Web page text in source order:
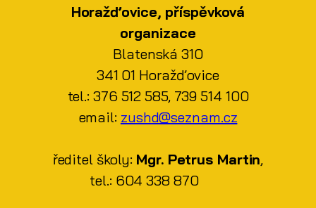
Horažďovice, příspěvková
organizace
Blatenská 310
341 01 Horažďovice
tel.: 376 512 585, 739 514 100
email: zushd@seznam.cz
ředitel školy: Mgr. Petrus Martin,
tel.: 604 338 870